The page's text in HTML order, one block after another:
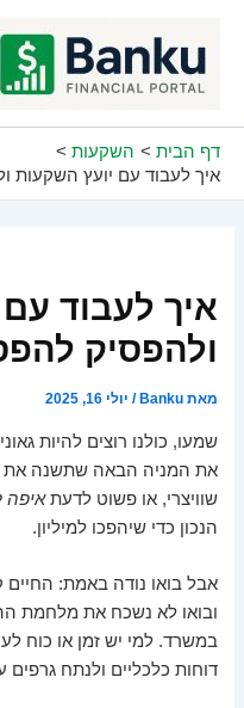
דף הבית
השקעות
איך לעבוד עם יועץ השקעות
איך לעבוד
ולהפסיק
מאתBanku
/ יולי 16, 2025
שמעו, כולנו רוצים להיות
את המניה הבאה שתשנה את
שוויצרי, או פשוט לדעתאיפה
הנכון כדי שיהפכו למיליון.
אבל בואו נודה באמת:
ובואו לא נשכח את מלחמת
במשרד. למי יש זמן או כוח
דוחות כלכליים ולנתח